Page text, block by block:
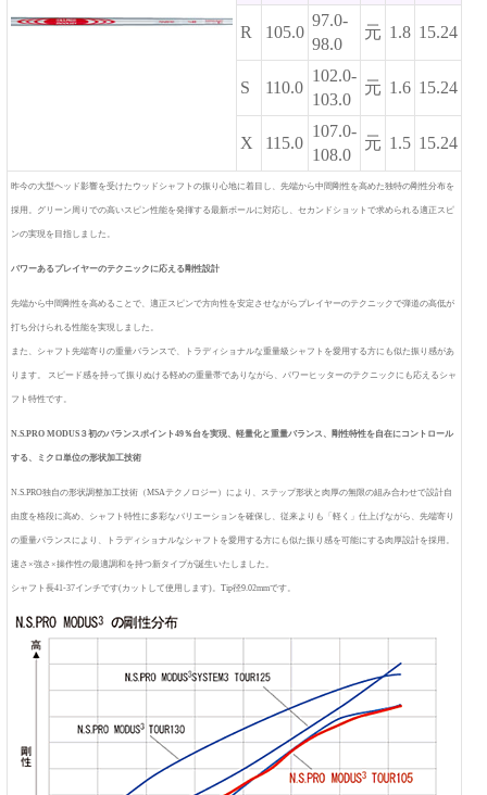
R 105.0
97.0-
98.0
元 1.8 15.24
S 110.0
102.0-
103.0
元 1.6 15.24
X 115.0
107.0-
108.0
元 1.5 15.24
昨今の大型ヘッド影響を受けたウッドシャフトの振り心地に着目し、先端から中間剛性を高めた独特の剛性分布を
採用。グリーン周りでの高いスピン性能を発揮する最新ボールに対応し、セカンドショットで求められる適正スピ
ンの実現を目指しました。
パワーあるプレイヤーのテクニックに応える剛性設計
先端から中間剛性を高めることで、適正スピンで方向性を安定させながらプレイヤーのテクニックで弾道の高低が
打ち分けられる性能を実現しました。
また、シャフト先端寄りの重量バランスで、トラディショナルな重量級シャフトを愛用する方にも似た振り感があ
ります。 スピード感を持って振りぬける軽めの重量帯でありながら、パワーヒッターのテクニックにも応えるシャ
フト特性です。
N.S.PRO MODUS３初のバランスポイント49％台を実現、軽量化と重量バランス、剛性特性を自在にコントロール
する、ミクロ単位の形状加工技術
N.S.PRO独自の形状調整加工技術（MSAテクノロジー）により、ステップ形状と肉厚の無限の組み合わせで設計自
由度を格段に高め、シャフト特性に多彩なバリエーションを確保し、従来よりも「軽く」仕上げながら、先端寄り
の重量バランスにより、トラディショナルなシャフトを愛用する方にも似た振り感を可能にする肉厚設計を採用。
速さ×強さ×操作性の最適調和を持つ新タイプが誕生いたしました。
シャフト長41-37インチです(カットして使用します)。Tip径9.02mmです。